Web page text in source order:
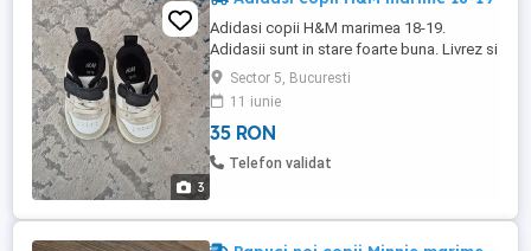
3
Adidasi copii H&M marimea 18-19.
Adidasii sunt in stare foarte buna. Livrez si
in tara ! Pentru mai multe detalii nu ezitati
sa ma contactati !
Sector 5, Bucuresti
11 iunie
35 RON
Telefon validat